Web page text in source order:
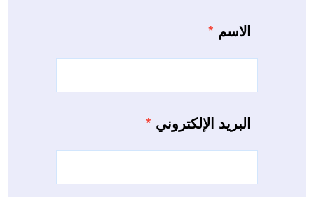
الاسم *
البريد الإلكتروني *